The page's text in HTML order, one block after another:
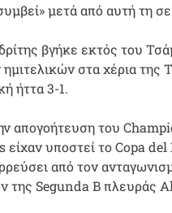
μετά από αυτή τη
βγήκε εκτός του
στα χέρια της
ήττα 3-1.
απογοήτευση του
είχαν υποστεί το Copa
από τον
της Segunda Β πλευράς